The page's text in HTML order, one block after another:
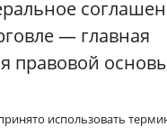
— главная
правовой
использовать